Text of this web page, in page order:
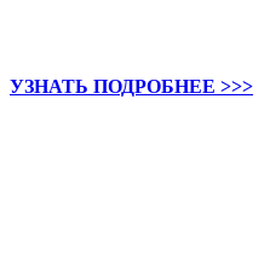
УЗНАТЬ ПОДРОБНЕЕ >>>